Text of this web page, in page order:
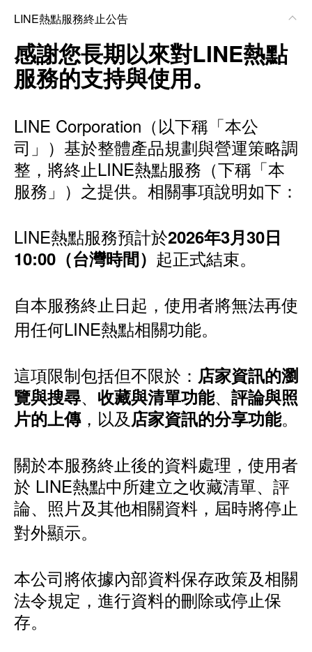
LINE熱點服務終止公告
感謝您長期以來對LINE熱點
服務的支持與使用。
LINE Corporation（以下稱「本公
司」）基於整體產品規劃與營運策略調
整，將終止LINE熱點服務（下稱「本
服務」）之提供。相關事項說明如下：
LINE熱點服務預計於2026年3月30日
10:00（台灣時間） 起正式結束。
自本服務終止日起，使用者將無法再使
用任何LINE熱點相關功能。
這項限制包括但不限於： 店家資訊的瀏
覽與搜尋、 收藏與清單功能、 評論與照
片的上傳，以及店家資訊的分享功能。
關於本服務終止後的資料處理，使用者
於 LINE熱點中所建立之收藏清單、評
論、照片及其他相關資料，屆時將停止
對外顯示。
本公司將依據內部資料保存政策及相關
法令規定，進行資料的刪除或停止保
存。